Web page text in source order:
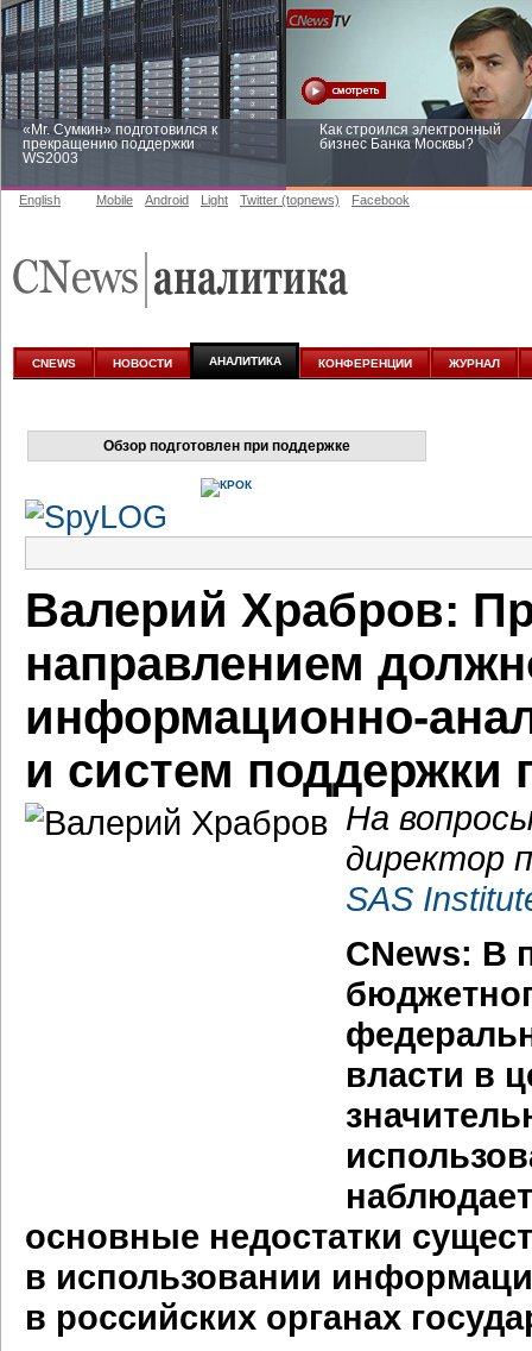
«Mr. Сумкин» подготовился к
прекращению поддержки
WS2003
Как строился электронный
бизнес Банка Москвы?
аналитике
English Mobile Android Light Twitter (topnews) Facebook
CNEWS НОВОСТИ АНАЛИТИКА КОНФЕРЕНЦИИ ЖУРНАЛ
Обзор подготовлен при поддержке
Валерий Храбров:
направлением
информационно-
и систем поддержки
На
директор
SAS
CNews: В
власти в
основные недостатки
в использовании
в российских органах